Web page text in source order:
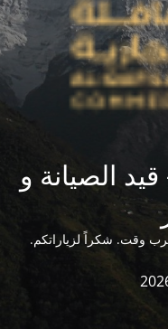
الصيانة و
وقت. شكراً لزياراتكم.